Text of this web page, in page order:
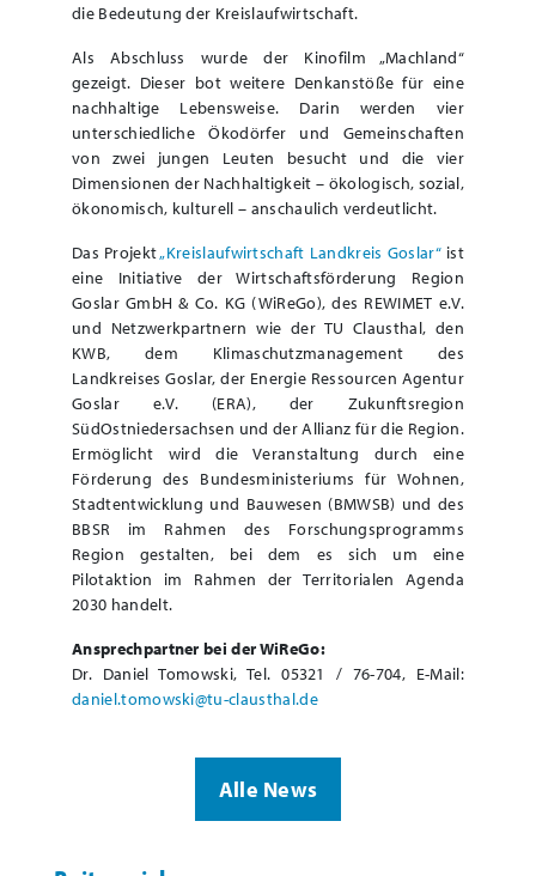
die Bedeutung der Kreislaufwirtschaft.
Als Abschluss wurde der Kinofilm „Machland“
gezeigt. Dieser bot weitere Denkanstöße für eine
nachhaltige Lebensweise. Darin werden vier
unterschiedliche Ökodörfer und Gemeinschaften
von zwei jungen Leuten besucht und die vier
Dimensionen der Nachhaltigkeit – ökologisch, sozial,
ökonomisch, kulturell – anschaulich verdeutlicht.
Das Projekt„Kreislaufwirtschaft Landkreis Goslar“ist
eine Initiative der Wirtschaftsförderung Region
Goslar GmbH & Co. KG (WiReGo), des REWIMET e.V.
und Netzwerkpartnern wie der TU Clausthal, den
KWB, dem Klimaschutzmanagement des
Landkreises Goslar, der Energie Ressourcen Agentur
Goslar e.V. (ERA), der Zukunftsregion
SüdOstniedersachsen und der Allianz für die Region.
Ermöglicht wird die Veranstaltung durch eine
Förderung des Bundesministeriums für Wohnen,
Stadtentwicklung und Bauwesen (BMWSB) und des
BBSR im Rahmen des Forschungsprogramms
Region gestalten, bei dem es sich um eine
Pilotaktion im Rahmen der Territorialen Agenda
2030 handelt.
Ansprechpartner bei der WiReGo:
Dr. Daniel Tomowski, Tel. 05321 / 76-704, E-Mail:
daniel.tomowski@tu-clausthal.de
Alle News